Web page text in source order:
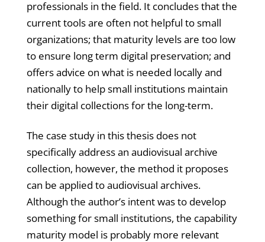
professionals in the field. It concludes that the
current tools are often not helpful to small
organizations; that maturity levels are too low
to ensure long term digital preservation; and
offers advice on what is needed locally and
nationally to help small institutions maintain
their digital collections for the long-term.
The case study in this thesis does not
specifically address an audiovisual archive
collection, however, the method it proposes
can be applied to audiovisual archives.
Although the author’s intent was to develop
something for small institutions, the capability
maturity model is probably more relevant